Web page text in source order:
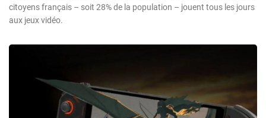
citoyens français – soit 28% de la population – jouent tous les jours
aux jeux vidéo.